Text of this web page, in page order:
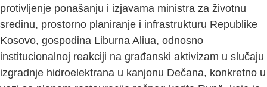
protivljenje ponašanju i izjavama ministra za životnu
sredinu, prostorno planiranje i infrastrukturu Republike
Kosovo, gospodina Liburna Aliua, odnosno
institucionalnoj reakciji na građanski aktivizam u slučaju
izgradnje hidroelektrana u kanjonu Dečana, konkretno u